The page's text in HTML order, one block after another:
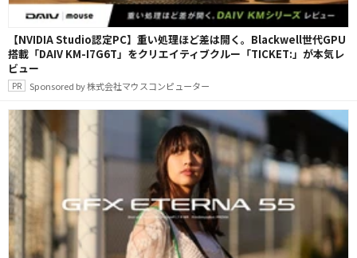
【NVIDIA Studio認定PC】重い処理ほど差は開く。Blackwell世代GPU
搭載「DAIV KM-I7G6T」をクリエイティブクルー「TICKET:」が本気レ
ビュー
Sponsored by 株式会社マウスコンピューター